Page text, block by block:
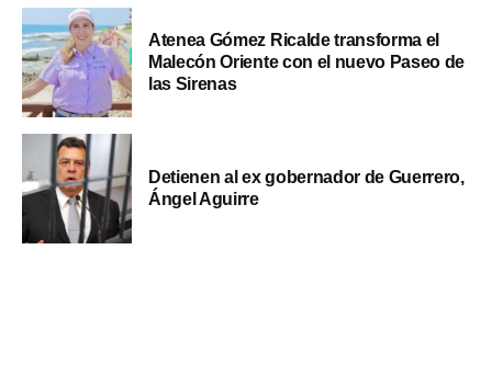
Atenea Gómez Ricalde transforma el
Malecón Oriente con el nuevo Paseo de
las Sirenas
Detienen al ex gobernador de Guerrero,
Ángel Aguirre